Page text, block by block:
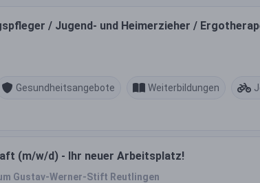
/ Jugend- und Heimerzieher /
Gesundheitsangebote Weiterbildungen
(m/w/d) - Ihr neuer Arbeitsplatz!
Gustav-Werner-Stift Reutlingen